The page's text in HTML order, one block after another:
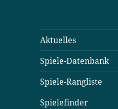
Aktuelles
Spiele-Datenbank
Spiele-Rangliste
Spielefinder